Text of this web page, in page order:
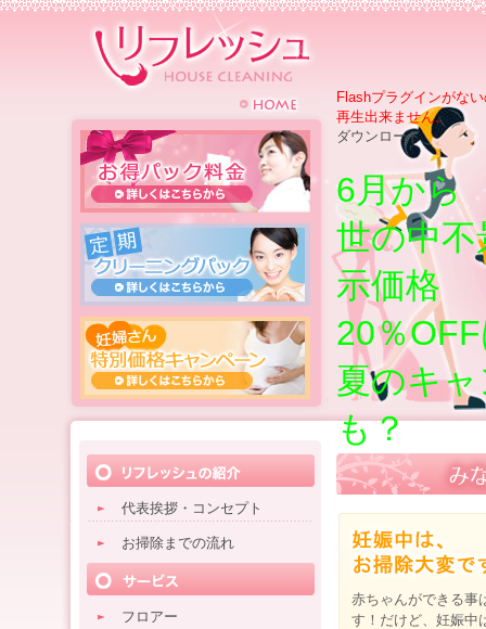
代表挨拶・コンセプト
お掃除までの流れ
フロアー
Flashプラグインがな
再生出来ません。
ダウンロード
6月から
世の中
示価格
20％
夏のキ
も？
赤ちゃんができる事
す！だけど、妊娠中